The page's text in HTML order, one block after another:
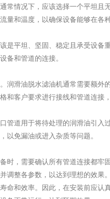
情况下，应该选择一个平坦且
和温度，以确保设备能够在各
平坦、坚固、稳定且承受设备
备和管道的连接。
滑油脱水滤油机通常需要额外
客户要求进行接线和管道连接
道用于将待处理的润滑油引入
以免漏油或进入杂质等问题。
，需要确认所有管道连接都牢
调整各参数，以达到理想的效果。
和效率。因此，在安装前应认